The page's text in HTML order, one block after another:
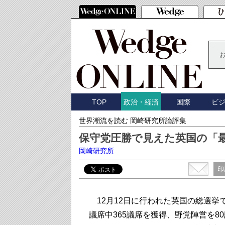
TOP 政治・経済 国際 ビ
世界潮流を読む 岡崎研究所論評集
保守党圧勝で見えた英国の「
岡崎研究所
12月12日に行われた英国の総選挙
議席中365議席を獲得、野党陣営を